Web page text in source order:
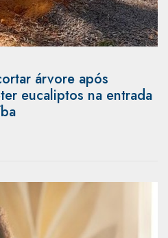
árvore após
eucaliptos na entrada